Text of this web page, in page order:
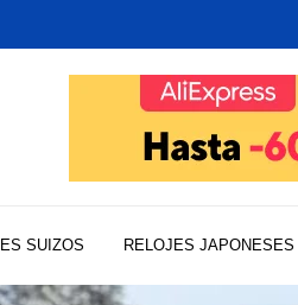
SUIZOS RELOJES JAPONESES